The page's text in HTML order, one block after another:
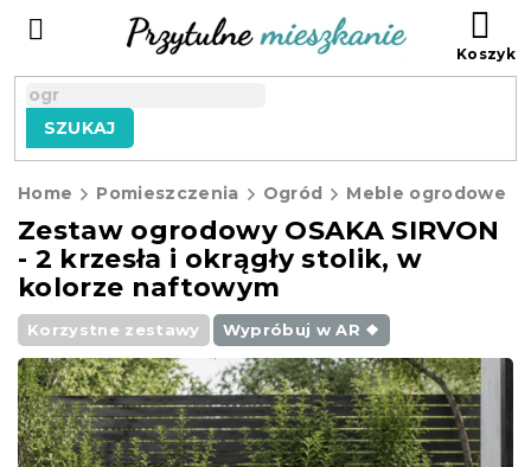
SZUKAJ
Home Pomieszczenia Ogród Meble ogrodowe
Zestaw ogrodowy OSAKA SIRVON
- 2 krzesła i okrągły stolik, w
kolorze naftowym
Korzystne zestawy Wypróbuj w AR ❖